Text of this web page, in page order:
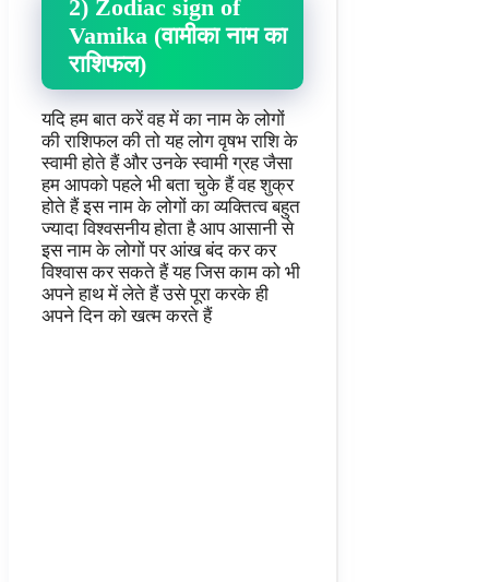
2) Zodiac sign of
Vamika (वामीका नाम का
राशिफल)
यदि हम बात करें वह में का नाम के लोगों
की राशिफल की तो यह लोग वृषभ राशि के
स्वामी होते हैं और उनके स्वामी ग्रह जैसा
हम आपको पहले भी बता चुके हैं वह शुक्र
होते हैं इस नाम के लोगों का व्यक्तित्व बहुत
ज्यादा विश्वसनीय होता है आप आसानी से
इस नाम के लोगों पर आंख बंद कर कर
विश्वास कर सकते हैं यह जिस काम को भी
अपने हाथ में लेते हैं उसे पूरा करके ही
अपने दिन को खत्म करते हैं